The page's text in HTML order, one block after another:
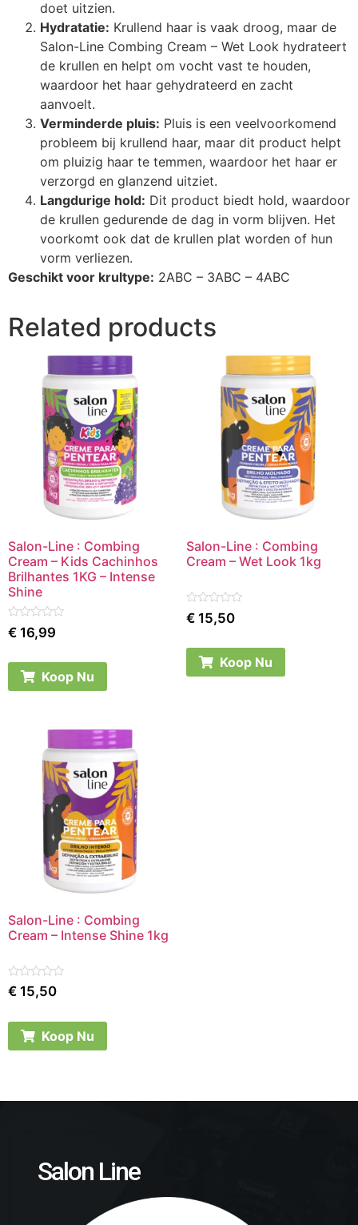
doet uitzien.
Hydratatie: Krullend haar is vaak droog, maar de
Salon-Line Combing Cream – Wet Look hydrateert
de krullen en helpt om vocht vast te houden,
waardoor het haar gehydrateerd en zacht
aanvoelt.
Verminderde pluis: Pluis is een veelvoorkomend
probleem bij krullend haar, maar dit product helpt
om pluizig haar te temmen, waardoor het haar er
verzorgd en glanzend uitziet.
Langdurige hold: Dit product biedt hold, waardoor
de krullen gedurende de dag in vorm blijven. Het
voorkomt ook dat de krullen plat worden of hun
vorm verliezen.
Geschikt voor krultype: 2ABC – 3ABC – 4ABC
Related products
Salon-Line : Combing
Cream – Kids Cachinhos
Brilhantes 1KG – Intense
Shine
Rated
0
€ 16,99
Koop Nu
Salon-Line : Combing
Cream – Wet Look 1kg
Rated
0
€15,50
Koop Nu
Salon-Line : Combing
Cream – Intense Shine 1kg
Rated
0
€ 15,50
Koop Nu
Salon Line